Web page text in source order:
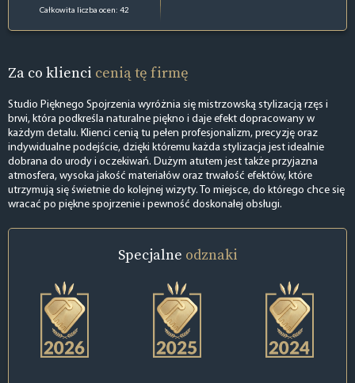
Całkowita liczba ocen: 42
Za co klienci cenią tę firmę
Studio Pięknego Spojrzenia wyróżnia się mistrzowską stylizacją rzęs i
brwi, która podkreśla naturalne piękno i daje efekt dopracowany w
każdym detalu. Klienci cenią tu pełen profesjonalizm, precyzję oraz
indywidualne podejście, dzięki któremu każda stylizacja jest idealnie
dobrana do urody i oczekiwań. Dużym atutem jest także przyjazna
atmosfera, wysoka jakość materiałów oraz trwałość efektów, które
utrzymują się świetnie do kolejnej wizyty. To miejsce, do którego chce się
wracać po piękne spojrzenie i pewność doskonałej obsługi.
Specjalne odznaki